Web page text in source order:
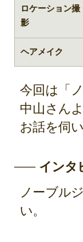
ロケーション撮
影
ヘアメイク
今回は「
中山さん
お話を伺
インタ
ノーブル
い。